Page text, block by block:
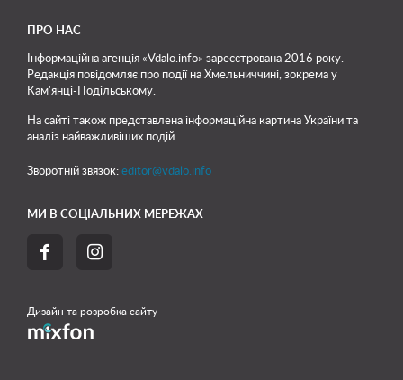
ПРО НАС
Інформаційна агенція «Vdalo.info» зареєстрована 2016 року.
Редакція повідомляє про події на Хмельниччині, зокрема у
Кам'янці-Подільському.
На сайті також представлена інформаційна картина України та
аналіз найважливіших подій.
Зворотній звязок: editor@vdalo.info
МИ В СОЦІАЛЬНИХ МЕРЕЖАХ
 
Дизайн та розробка сайту